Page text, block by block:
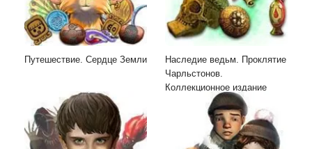
Путешествие. Сердце Земли
Наследие ведьм. Проклятие
Чарльстонов.
Коллекционное издание